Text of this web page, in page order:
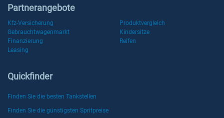
Partnerangebote
Kfz-Versicherung
Produktvergleich
Gebrauchtwagenmarkt
Kindersitze
Finanzierung
Reifen
Leasing
Quickfinder
Finden Sie die besten Tankstellen
Finden Sie die günstigsten Spritpreise